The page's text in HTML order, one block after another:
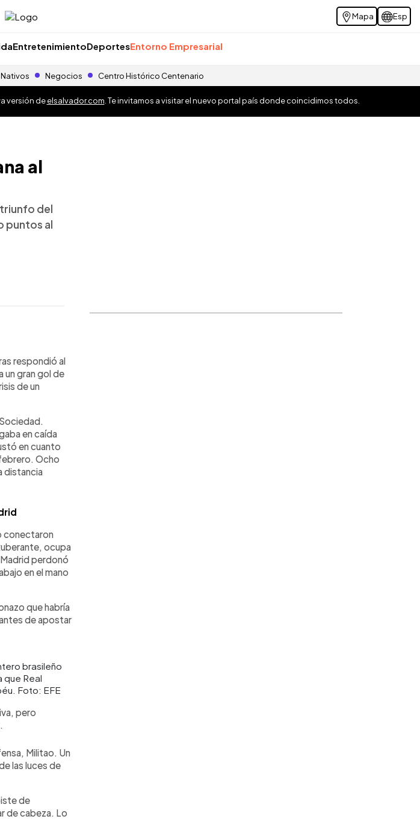
Mapa Esp
EntretenimientoDeportesEntorno Empresarial
Nativos Negocios Centro Histórico Centenario
versión deelsalvador.com . Te invitamos a visitar el nuevo portal país donde coincidimos todos.
al
del
puntos al
respondió al
un gran gol de
de un
en caída
en cuanto
Ocho
distancia
conectaron
ocupa
perdonó
en el mano
que habría
de apostar
brasileño
que Real
Foto: EFE
pero
Militao. Un
las luces de
de
de cabeza. Lo